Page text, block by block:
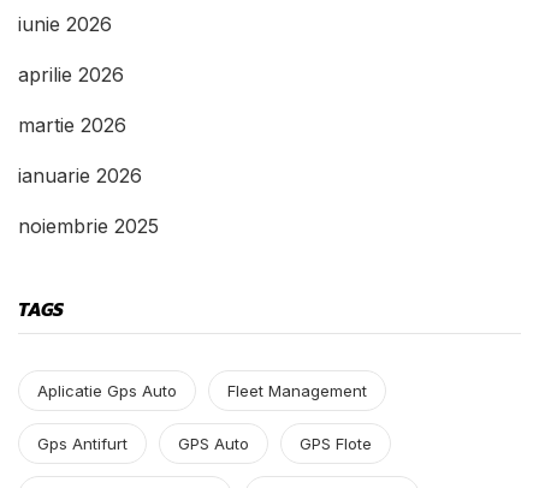
iunie 2026
aprilie 2026
martie 2026
ianuarie 2026
noiembrie 2025
TAGS
Aplicatie Gps Auto Fleet Management
Gps Antifurt GPS Auto GPS Flote